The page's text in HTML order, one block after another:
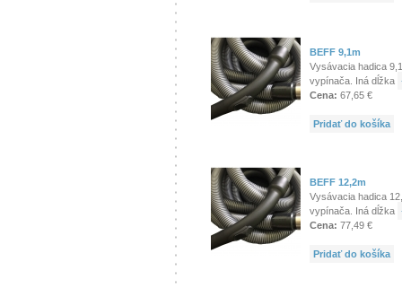
BEFF 9,1m
Vysávacia hadica
vypínača. Iná dĺžka
Cena: 67,65 €
Pridať do košíka
BEFF 12,2m
Vysávacia hadica
vypínača. Iná dĺžka
Cena: 77,49 €
Pridať do košíka